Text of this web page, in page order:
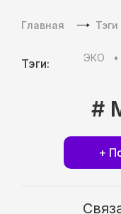
Главная Тэги
Тэги: ЭКО
#
+